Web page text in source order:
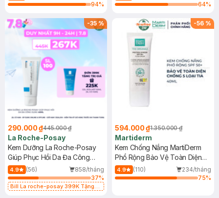
94%
64%
-35%
290.000 ₫445.000 ₫
La Roche-Posay
Kem Dưỡng La Roche-Posay
Giúp Phục Hồi Da Đa Công
Dụng 40ml
4.9 (56)
858/tháng
37%
Bill La roche-posay 399K Tặng
-56 %
594.000 ₫1.350.000 ₫
Martiderm
Kem Chống Nắng MartiDerm
Phổ Rộng Bảo Vệ Toàn Diện
40ml
4.9 (110)
234/tháng
75%